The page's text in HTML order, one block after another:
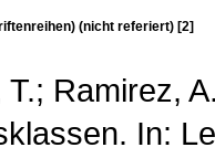
(nicht referiert) [2]
T.; Ramirez,
In: